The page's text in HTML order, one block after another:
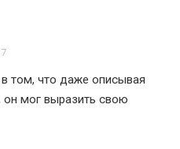
в том, что даже описывая
мог выразить свою